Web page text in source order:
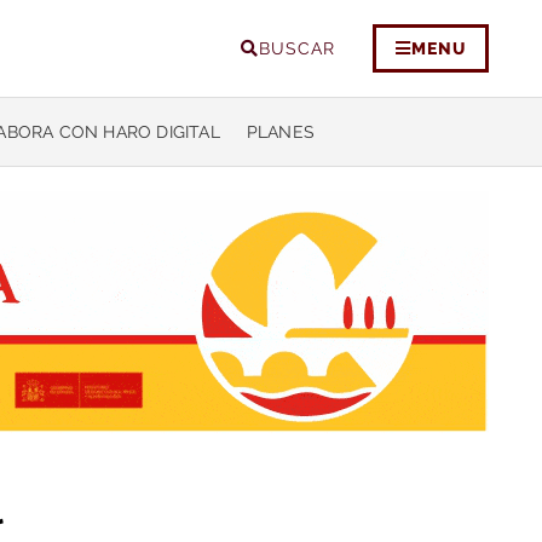
BUSCAR MENU
CON HARO DIGITAL PLANES